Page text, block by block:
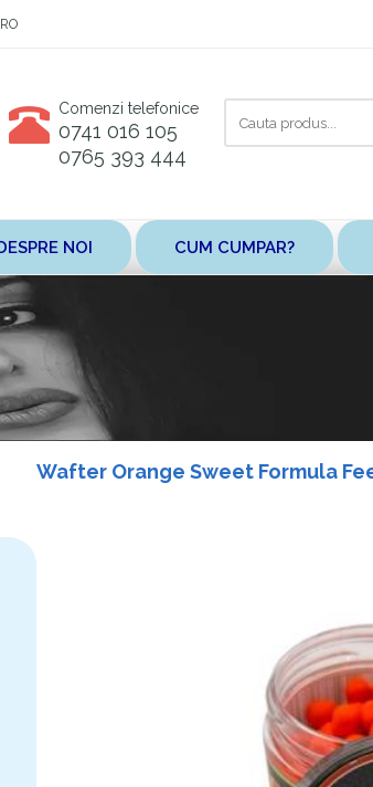
Comenzi telefonice
0741 016 105
0765 393 444
aici
NOI CUM CUMPAR?
Wafter Orange Sweet Formula